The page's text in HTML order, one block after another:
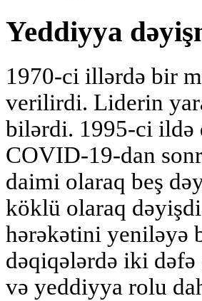
Yeddiyya
1970-ci illərdə bir
verilirdi. Liderin
bilərdi. 1995-ci ildə
COVID-19-dan
daimi olaraq beş
köklü olaraq
hərəkətini yeniləyə
dəqiqələrdə iki dəfə
və yeddiyya rolu